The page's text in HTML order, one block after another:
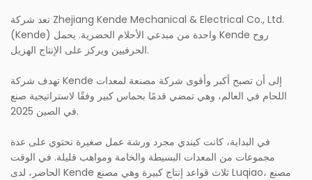
تعد شركة Zhejiang Kende Mechanical & Electrical Co., Ltd.
(Kende) واحدة من مبدعي الأحلام الحضرية. يحمل Kende روح
الحرفيين ويركز على الإنتاج الهزيل.
تهدف شركة Kende إلى أن تصبح أكبر وأقوى شركة مصنعة لمعدات
اللحام في العالم، وهي تمضي قدمًا بحماس كبير وفقًا لاستراتيجية صنع
في الصين 2025.
في البداية، كانت كيندي مجرد ورشة عمل صغيرة تحتوي على عدة
مجموعات من المعدات البسيطة والخامة ومواهب قليلة. في الوقت
الحاضر، لدى Kende ثلاث قواعد إنتاج كبيرة وهي مصنع Luqiao، مصنع